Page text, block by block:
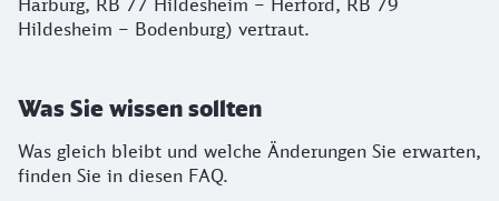
Harburg, RB 77 Hildesheim – Herford, RB 79
Hildesheim – Bodenburg) vertraut.
Was Sie wissen sollten
Was gleich bleibt und welche Änderungen Sie erwarten,
finden Sie in diesen FAQ.